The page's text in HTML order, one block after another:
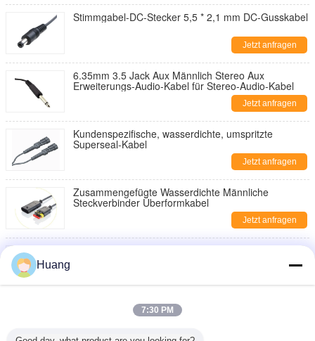
Stimmgabel-DC-Stecker 5,5 * 2,1 mm DC-Gusskabel
Jetzt anfragen
6.35mm 3.5 Jack Aux Männlich Stereo Aux
Erweiterungs-Audio-Kabel für Stereo-Audio-Kabel
Jetzt anfragen
Kundenspezifische, wasserdichte, umspritzte
Superseal-Kabel
Jetzt anfragen
Zusammengefügte Wasserdichte Männliche
Steckverbinder Überformkabel
Jetzt anfragen
Lumberg Power-Anschluss mit 2,54 mm flacher IDC-
Kabelmontage für Hersteller von PCB-
Huang
7:30 PM